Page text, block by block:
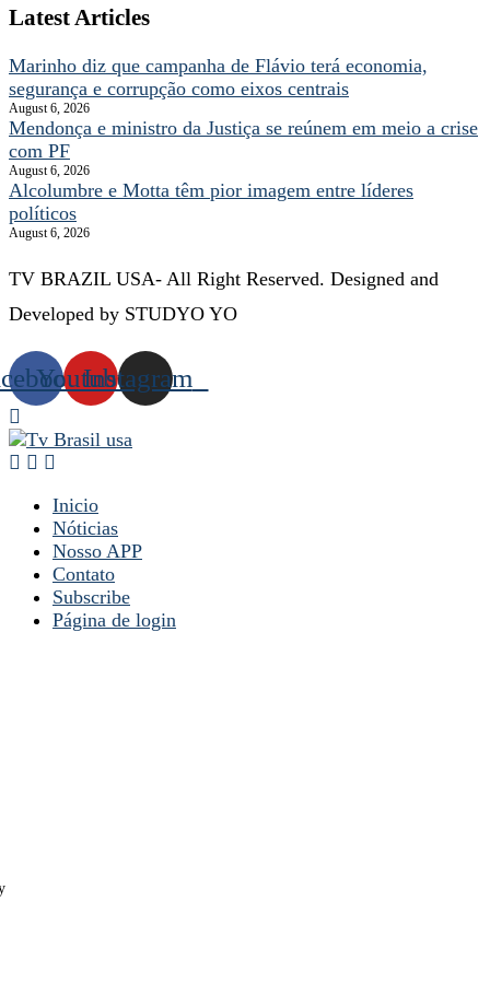
Latest Articles
Marinho diz que campanha de Flávio terá economia,
segurança e corrupção como eixos centrais
August 6, 2026
Mendonça e ministro da Justiça se reúnem em meio a crise
com PF
August 6, 2026
Alcolumbre e Motta têm pior imagem entre líderes
políticos
August 6, 2026
TV BRAZIL USA- All Right Reserved. Designed and
Developed by STUDYO YO
YoutubeInstagram
Inicio
Nóticias
Nosso APP
Contato
Subscribe
Página de login